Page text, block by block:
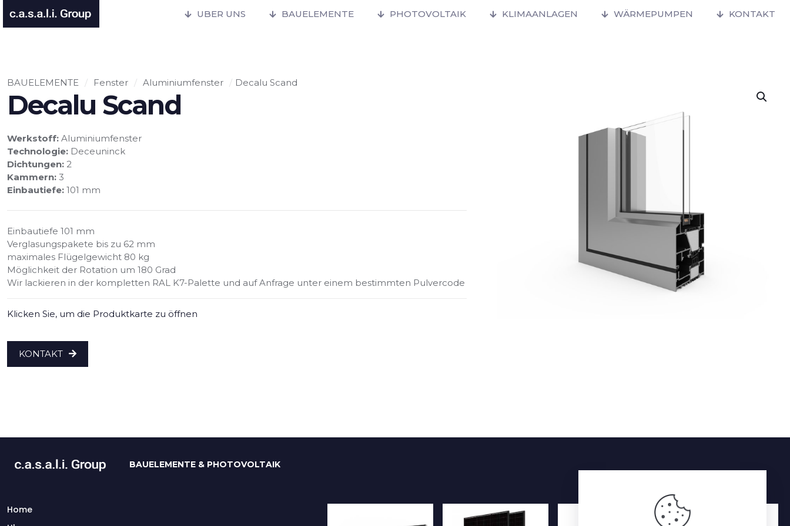
UBER UNS BAUELEMENTE PHOTOVOLTAIK KLIMAANLAGEN WÄRMEPUMPEN KONTAKT
BAUELEMENTE / Fenster / Aluminiumfenster / Decalu Scand
Decalu Scand
Werkstoff: Aluminiumfenster
Technologie: Deceuninck
Dichtungen: 2
Kammern: 3
Einbautiefe: 101 mm
Einbautiefe 101 mm
Verglasungspakete bis zu 62 mm
maximales Flügelgewicht 80 kg
Möglichkeit der Rotation um 180 Grad
Wir lackieren in der kompletten RAL K7-Palette und auf Anfrage unter einem bestimmten Pulvercode
Klicken Sie, um die Produktkarte zu öffnen
KONTAKT
BAUELEMENTE & PHOTOVOLTAIK
Home